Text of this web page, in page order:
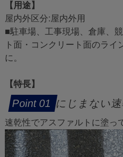
【用途】
屋内外区分:屋内外用
■駐車場、工事現場、倉庫、
ト面・コンクリート面のライ
に。
【特長】
にじまない
速乾性でアスファルトに塗っ